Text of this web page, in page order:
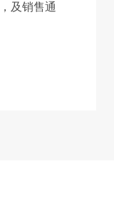
及销售通